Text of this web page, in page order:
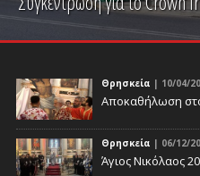
PLAY VIDEO
Θρησκεία | 10/04/
Αποκαθήλωση
Θρησκεία | 06/12/
Άγιος Νικόλαος